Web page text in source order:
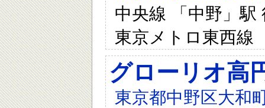
中央線 「中野」駅
東京メトロ東西線
グローリオ高
東京都中野区大和